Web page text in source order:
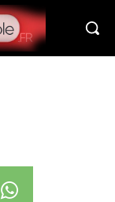
par